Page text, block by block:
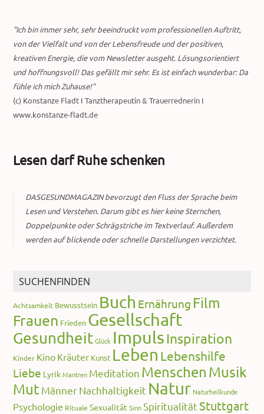
"Ich bin immer sehr, sehr beeindruckt vom professionellen Auftritt,
von der Vielfalt und von der Lebensfreude und der positiven,
kreativen Energie, die vom Newsletter ausgeht. Lösungsorientiert
und hoffnungsvoll! Das gefällt mir sehr. Es ist einfach wunderbar: Da
fühle ich mich Zuhause!"
(c) Konstanze Fladt I Tanztherapeutin & Trauerrednerin I
www.konstanze-fladt.de
Lesen darf Ruhe schenken
DASGESUNDMAGAZIN bevorzugt den Fluss der Sprache beim
Lesen und Verstehen. Darum gibt es hier keine Sternchen,
Doppelpunkte oder Schrägstriche im Textverlauf. Außerdem
werden auf blickende oder schnelle Darstellungen verzichtet.
SUCHENFINDEN
Achtsamkeit Bewusstsein Buch Ernährung Film
Frauen Frieden Gesellschaft
Gesundheit Glück Impuls Inspiration
Kinder Kino Kräuter Kunst Leben Lebenshilfe
Liebe Lyrik Mantren Meditation Menschen Musik
Mut MännerNachhaltigkeit Natur Naturheilkunde
Psychologie Rituale Sexualität Sinn SpiritualitätStuttgart